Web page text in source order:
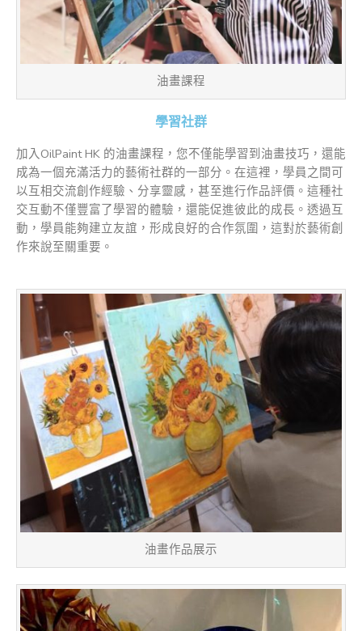
油畫課程
學習社群
加入OilPaint HK 的油畫課程，您不僅能學習到油畫技巧，還能
成為一個充滿活力的藝術社群的一部分。在這裡，學員之間可
以互相交流創作經驗、分享靈感，甚至進行作品評價。這種社
交互動不僅豐富了學習的體驗，還能促進彼此的成長。透過互
動，學員能夠建立友誼，形成良好的合作氛圍，這對於藝術創
作來說至關重要。
油畫作品展示